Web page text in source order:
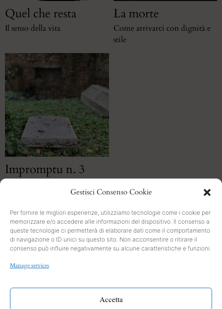
Gestisci Consenso Cookie
Per fornire le migliori esperienze, utilizziamo tecnologie come i cookie per
memorizzare e/o accedere alle informazioni del dispositivo. Il consenso a
queste tecnologie ci permetterà di elaborare dati come il comportamento
di navigazione o ID unici su questo sito. Non acconsentire o ritirare il
consenso può influire negativamente su alcune caratteristiche e funzioni.
Manage services
Accetta
Quel che resta
Il senso della vita
La morte
Come arrivarci con dignità e
stile
Impromptu n. 3
SEARCH